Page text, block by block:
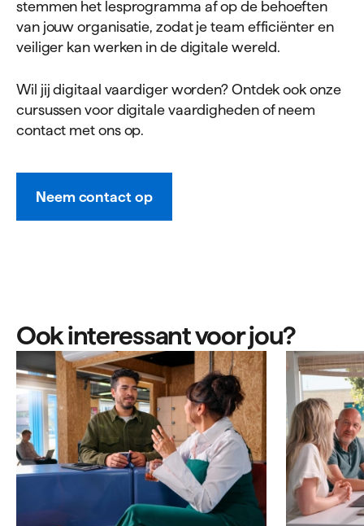
stemmen het lesprogramma af op de behoeften
van jouw organisatie, zodat je team efficiënter en
veiliger kan werken in de digitale wereld.
Wil jij digitaal vaardiger worden? Ontdek ook onze
cursussen voor digitale vaardigheden of neem
contact met ons op.
Neem contact op
Ook interessant voor jou?